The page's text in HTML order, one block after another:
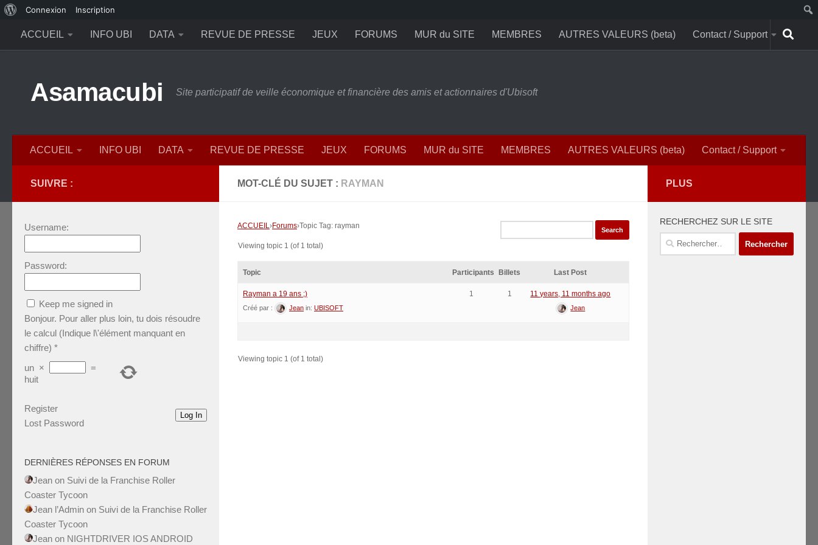
propos
de
Connexion Inscription
ACCUEIL
INFO UBI DATA REVUE DE PRESSE JEUX FORUMS MUR du SITE MEMBRES AUTRES VALEURS (beta) Contact / Support
Asamacubi Site participatif de veille économique et financière des amis et actionnaires d'Ubisoft
ACCUEIL INFO UBI DATA REVUE DE PRESSE JEUX FORUMS MUR du SITE MEMBRES AUTRES VALEURS (beta) Contact / Support
MOT-CLÉ DU SUJET : RAYMAN
ACCUEIL›Forums›Topic Tag: rayman
Viewing topic 1 (of 1 total)
Topic Participants Billets Last Post
Rayman a 19 ans ;)
Créé par : Jean in: UBISOFT
1 1 11 years, 11 months ago
Jean
Viewing topic 1 (of 1 total)
SUIVRE :
Username:
Password:
Keep me signed in
Bonjour. Pour aller plus loin, tu dois résoudre
le calcul (Indique l\'élément manquant en
chiffre) *
un ×
=
huit
Log In
Register
Lost Password
DERNIÈRES RÉPONSES EN FORUM
Jean on Suivi de la Franchise Roller
Coaster Tycoon
Jean l’Admin on Suivi de la Franchise Roller
Coaster Tycoon
Jean on NIGHTDRIVER IOS ANDROID
PLUS
RECHERCHEZ SUR LE SITE
Rechercher :